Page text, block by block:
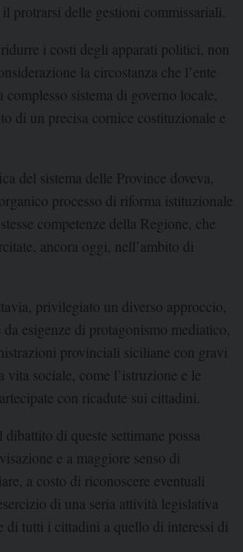
protrarsi delle gestioni commissariali.
i costi degli apparati politici, non
la circostanza che l’ente
sistema di governo locale,
di un precisa cornice costituzionale e
del sistema delle Province doveva,
processo di riforma istituzionale
competenze della Regione, che
ancora oggi, nell’ambito di
privilegiato un diverso approccio,
esigenze di protagonismo mediatico,
provinciali siciliane con gravi
sociale, come l’istruzione e le
con ricadute sui cittadini.
di queste settimane possa
e a maggiore senso di
a costo di riconoscere eventuali
di una seria attività legislativa
di tutti i cittadini a quello di interessi di